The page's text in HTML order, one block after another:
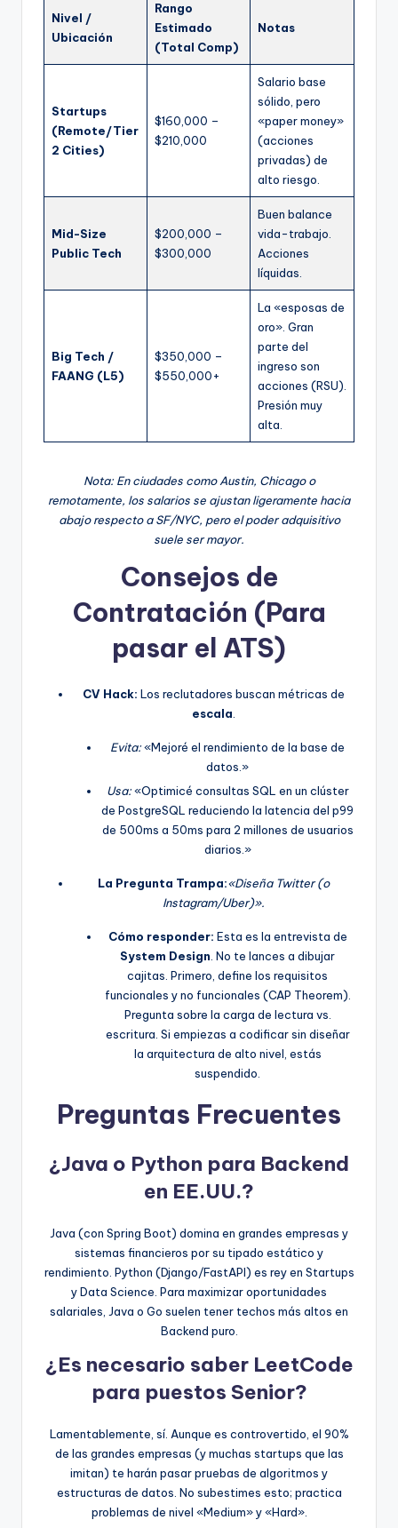
Nivel /
Ubicación
Rango
Estimado
(Total Comp)
Notas
Startups
(Remote/Tier
2 Cities)
$160,000 –
$210,000
Salario base
sólido, pero
«paper money»
(acciones
privadas) de
alto riesgo.
Mid-Size
Public Tech
$200,000 –
$300,000
Buen balance
vida-trabajo.
Acciones
líquidas.
Big Tech /
FAANG (L5)
$350,000 –
$550,000+
La «esposas de
oro». Gran
parte del
ingreso son
acciones (RSU).
Presión muy
alta.
Nota: En ciudades como Austin, Chicago o
remotamente, los salarios se ajustan ligeramente hacia
abajo respecto a SF/NYC, pero el poder adquisitivo
suele ser mayor.
Consejos de
Contratación (Para
pasar el ATS)
CV Hack: Los reclutadores buscan métricas de
escala
Evita:«Mejoré el rendimiento de la base de
datos.»
Usa:«Optimicé consultas SQL en un clúster
de PostgreSQL reduciendo la latencia del p99
de 500ms a 50ms para 2 millones de usuarios
diarios.»
La Pregunta Trampa:«Diseña Twitter (o
Instagram/Uber)».
Cómo responder: Esta es la entrevista de
System Design . No te lances a dibujar
cajitas. Primero, define los requisitos
funcionales y no funcionales (CAP Theorem).
Pregunta sobre la carga de lectura vs.
escritura. Si empiezas a codificar sin diseñar
la arquitectura de alto nivel, estás
suspendido.
Preguntas Frecuentes
¿Java o Python para Backend
en EE.UU.?
Java (con Spring Boot) domina en grandes empresas y
sistemas financieros por su tipado estático y
rendimiento. Python (Django/FastAPI) es rey en Startups
y Data Science. Para maximizar oportunidades
salariales, Java o Go suelen tener techos más altos en
Backend puro.
¿Es necesario saber LeetCode
para puestos Senior?
Lamentablemente, sí. Aunque es controvertido, el 90%
de las grandes empresas (y muchas startups que las
imitan) te harán pasar pruebas de algoritmos y
estructuras de datos. No subestimes esto; practica
problemas de nivel «Medium» y «Hard».